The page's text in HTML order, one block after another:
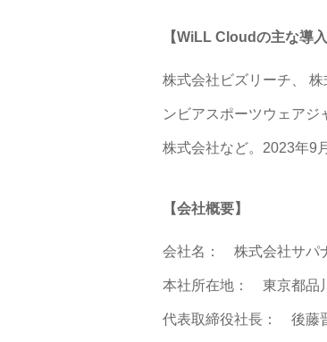
【WiLL Cloudの主な導
株式会社ビズリーチ、
ンビアスポーツウェアジ
株式会社など。2023年9
【会社概要】
会社名： 株式会社サパ
本社所在地： 東京都品
代表取締役社長： 後藤